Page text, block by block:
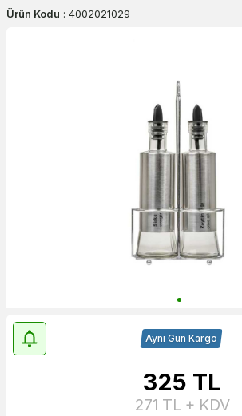
Ürün Kodu : 4002021029
Aynı Gün Kargo
325 TL
271 TL + KDV